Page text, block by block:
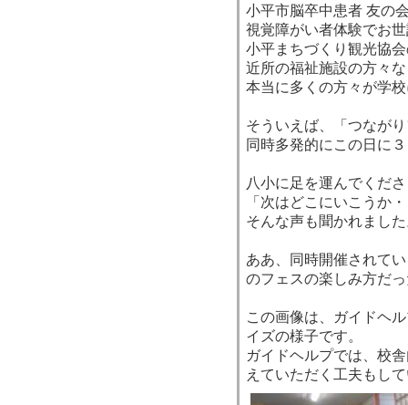
小平市脳卒中患者 友の
視覚障がい者体験でお
小平まちづくり観光協
近所の福祉施設の方々
本当に多くの方々が学
そういえば、「つなが
同時多発的にこの日に
八小に足を運んでくだ
「次はどこにいこうか
そんな声も聞かれまし
ああ、同時開催されて
のフェスの楽しみ方だ
この画像は、ガイドヘ
イズの様子です。
ガイドヘルプでは、校
えていただく工夫もし